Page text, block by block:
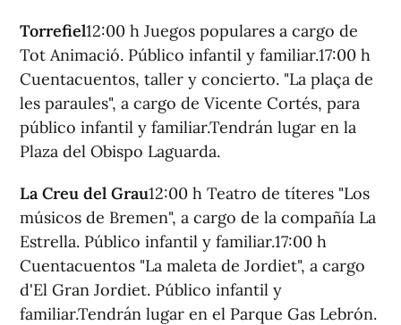
Torrefiel12:00 h Juegos populares a cargo de
Tot Animació. Público infantil y familiar.17:00 h
Cuentacuentos, taller y concierto. "La plaça de
les paraules", a cargo de Vicente Cortés, para
público infantil y familiar.Tendrán lugar en la
Plaza del Obispo Laguarda.
La Creu del Grau12:00 h Teatro de títeres "Los
músicos de Bremen", a cargo de la compañía La
Estrella. Público infantil y familiar.17:00 h
Cuentacuentos "La maleta de Jordiet", a cargo
d'El Gran Jordiet. Público infantil y
familiar.Tendrán lugar en el Parque Gas Lebrón.